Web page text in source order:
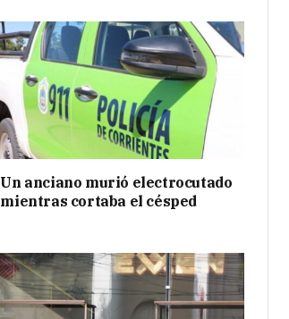
Un anciano murió electrocutado
mientras cortaba el césped